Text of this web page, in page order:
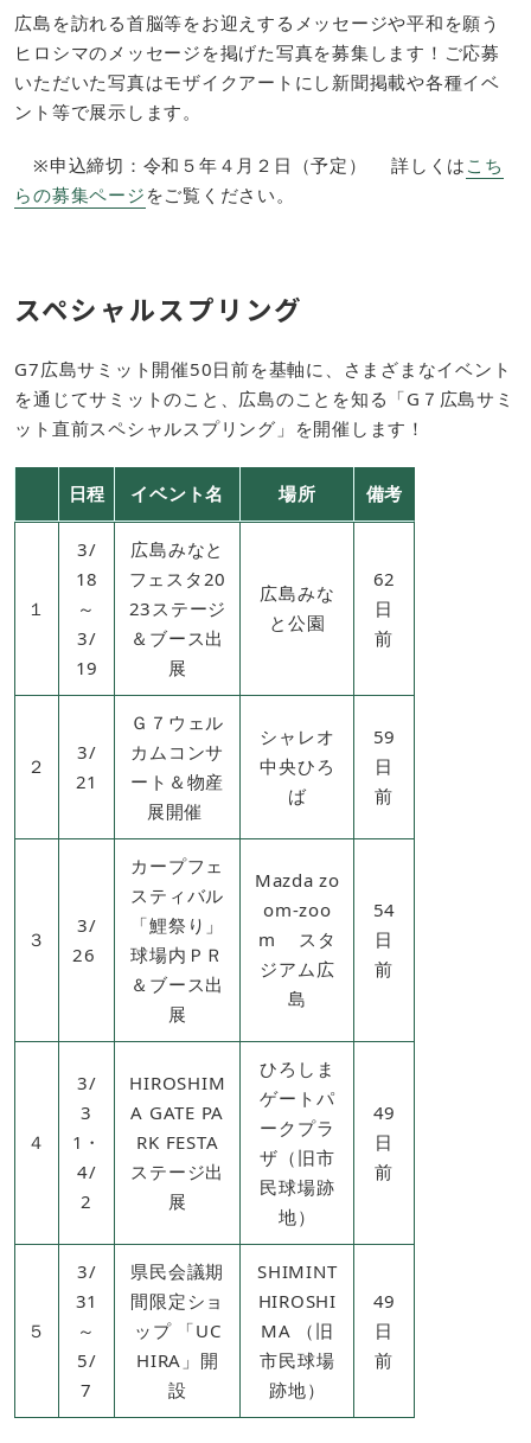
広島を訪れる首脳等をお迎えするメッセージや平和を願う
ヒロシマのメッセージを掲げた写真を募集します！ご応募
いただいた写真はモザイクアートにし新聞掲載や各種イベ
ント等で展示します。
※申込締切：令和５年４月２日（予定） 詳しくは こち
らの募集ページ をご覧ください。
スペシャルスプリング​
G7広島サミット開催50日前を基軸に、さまざまなイベント
を通じてサミットのこと、広島のことを知る「G７広島サミ
ット直前スペシャルスプリング」を開催します！
日程 イベント名 場所 備考
１
3/
18
～
3/
19
広島みなと
フェスタ20
23ステージ
＆ブース出
展
広島みな
と公園
62
日
前
２
3/
21
Ｇ７ウェル
カムコンサ
ート＆物産
展開催
シャレオ
中央ひろ
ば
59
日
前
３
3/
26
カープフェ
スティバル
「鯉祭り」
球場内ＰＲ
＆ブース出
展
Mazda zo
om-zoo
m スタ
ジアム広
島
54
日
前
４
3/
3
1・
4/
2
HIROSHIM
A GATE PA
RK FESTA
ステージ出
展
ひろしま
ゲートパ
ークプラ
ザ（旧市
民球場跡
地）
49
日
前
５
3/
31
～
5/
7
県民会議期
間限定ショ
ップ 「UC
HIRA」開
設
SHIMINT
HIROSHI
MA （旧
市民球場
跡地）
49
日
前